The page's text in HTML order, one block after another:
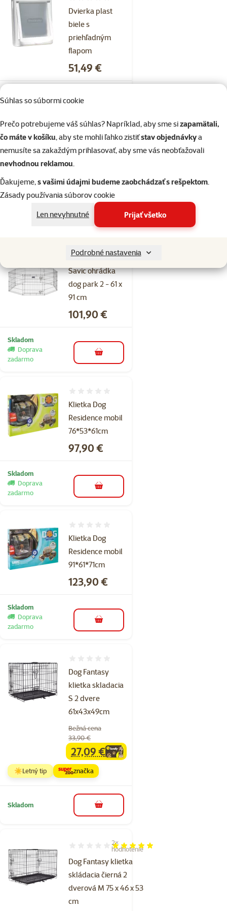
Súhlas so súbormi cookie
Prečo potrebujeme váš súhlas? Napríklad, aby sme sizapamätali,
čo máte v košíku, aby ste mohli ľahko zistiťstav objednávkya
nemusíte sa zakaždým prihlasovať, aby sme vás neobťažovali
nevhodnou reklamou.
Ďakujeme,s vašimi údajmi budeme zaobchádzať s rešpektom.
Zásady používania súborov cookie
Len nevyhnutné
Prijať všetko
Podrobné nastavenia
Dvierka plast
biele s
priehľadným
flapom
Cena
51,49 €
Skladom
Savic ohrádka dog
park 1 - 61 x 61 cm
Hodnotenie 100%, počet hodnotení: 1
1×
Cena
77,90 €
do košíka
Savic ohrádka
dog park 2 - 61 x
91 cm
Cena
101,90 €
Skladom
Doprava
zadarmo
do košíka
Klietka Dog
Residence mobil
76*53*61cm
Cena
97,90 €
Skladom
Doprava
zadarmo
do košíka
Klietka Dog
Residence mobil
91*61*71cm
Cena
123,90 €
Skladom
Doprava
zadarmo
do košíka
Dog Fantasy
klietka skladacia
S 2 dvere
61x43x49cm
Bežná cena
33,90 €
familycena
27,09 €
☀️Letný tip značka
Skladom do košíka
Dog Fantasy klietka
skládacia čierná 2
dverová M 75 x 46 x 53
cm
Hodnotenie 100%, počet hodnotení: 2
2×
hodnotenie